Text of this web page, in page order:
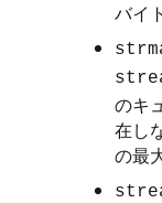
バイ
のキ
在し
の最